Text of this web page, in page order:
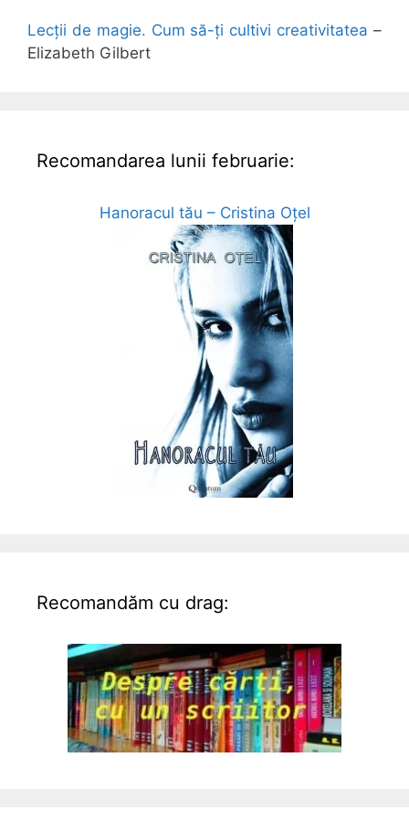
Lecții de magie. Cum să-ți cultivi creativitatea –
Elizabeth Gilbert
Recomandarea lunii februarie:
Hanoracul tău – Cristina Oțel
Recomandăm cu drag: